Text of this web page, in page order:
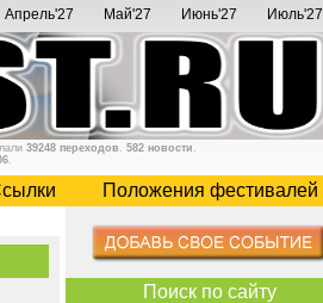
Апрель'27 Май'27 Июнь'27 Июль'27
39248 переходов . 582 новости .
.
Положения фестивалей
Поиск по сайту